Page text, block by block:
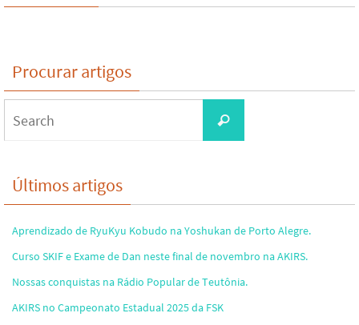
Procurar artigos
Search
Últimos artigos
Aprendizado de RyuKyu Kobudo na Yoshukan de Porto Alegre.
Curso SKIF e Exame de Dan neste final de novembro na AKIRS.
Nossas conquistas na Rádio Popular de Teutônia.
AKIRS no Campeonato Estadual 2025 da FSK